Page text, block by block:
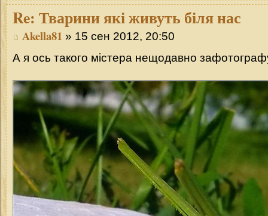
Re: Тварини які живуть біля нас
Akella81 » 15 сен 2012, 20:50
А я ось такого містера нещодавно